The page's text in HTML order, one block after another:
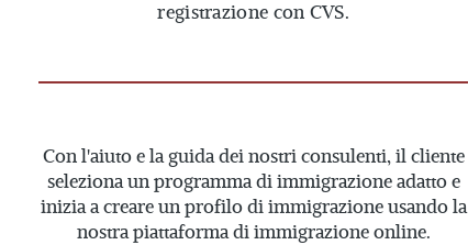
registrazione con CVS.
Con l'aiuto e la guida dei nostri consulenti, il cliente
seleziona un programma di immigrazione adatto e
inizia a creare un profilo di immigrazione usando la
nostra piattaforma di immigrazione online.